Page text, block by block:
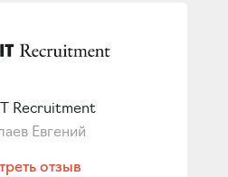
Recruitment
Евгений
отзыв